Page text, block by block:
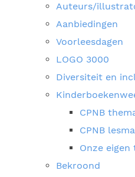
Auteurs/
Aanbiedingen
Voorleesdagen
LOGO 3000
Diversiteit en
CPNB
CPNB
Onze eigen
Bekroond